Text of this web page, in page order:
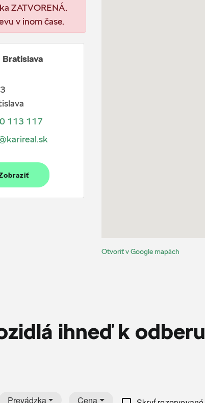
ZATVORENÁ.
v inom čase.
Bratislava
113 117
Otvoriť v Google mapách
ihneď k odberu